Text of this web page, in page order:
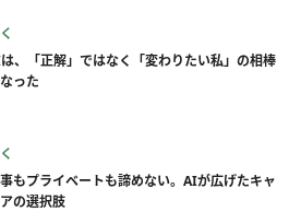
、「正解」ではなく「変わりたい私」の相棒
った
もプライベートも諦めない。AIが広げたキャ
の選択肢